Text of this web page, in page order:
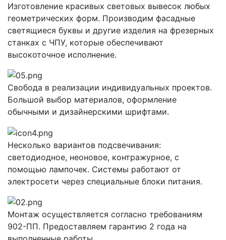
Изготовление красивых световых вывесок любых
геометрических форм. Производим фасадные
светящиеся буквы и другие изделия на фрезерных
станках с ЧПУ, которые обеспечивают
высокоточное исполнение.
Свобода в реализации индивидуальных проектов.
Большой выбор материалов, оформление
обычными и дизайнерскими шрифтами.
Несколько вариантов подсвечивания:
светодиодное, неоновое, контражурное, с
помощью лампочек. Системы работают от
электросети через специальные блоки питания.
Монтаж осуществляется согласно требованиям
902-ПП. Предоставляем гарантию 2 года на